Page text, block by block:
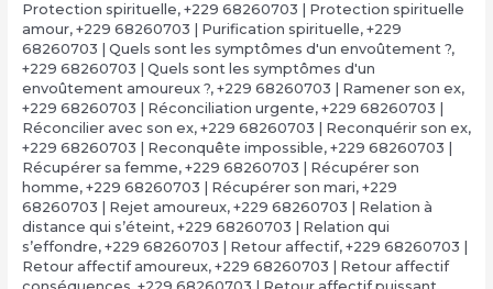
Protection spirituelle, +229 68260703 | Protection spirituelle
amour, +229 68260703 | Purification spirituelle, +229
68260703 | Quels sont les symptômes d'un envoûtement ?,
+229 68260703 | Quels sont les symptômes d'un
envoûtement amoureux ?, +229 68260703 | Ramener son ex,
+229 68260703 | Réconciliation urgente, +229 68260703 |
Réconcilier avec son ex, +229 68260703 | Reconquérir son ex,
+229 68260703 | Reconquête impossible, +229 68260703 |
Récupérer sa femme, +229 68260703 | Récupérer son
homme, +229 68260703 | Récupérer son mari, +229
68260703 | Rejet amoureux, +229 68260703 | Relation à
distance qui s’éteint, +229 68260703 | Relation qui
s’effondre, +229 68260703 | Retour affectif, +229 68260703 |
Retour affectif amoureux, +229 68260703 | Retour affectif